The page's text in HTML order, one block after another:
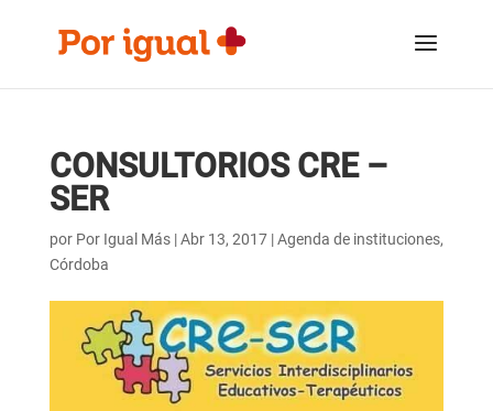
contenido
navegación
CONSULTORIOS CRE –
SER
por Por Igual Más|Abr 13, 2017|Agenda de instituciones,
Córdoba